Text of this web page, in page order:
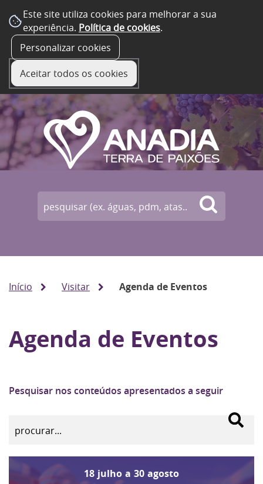
Este site utiliza cookies para melhorar a sua
experiência. Política de cookies.
Personalizar cookies
Aceitar todos os cookies
Início Visitar Agenda de Eventos
Agenda de Eventos
Pesquisar nos conteúdos apresentados a seguir
18 julho a 30 agosto